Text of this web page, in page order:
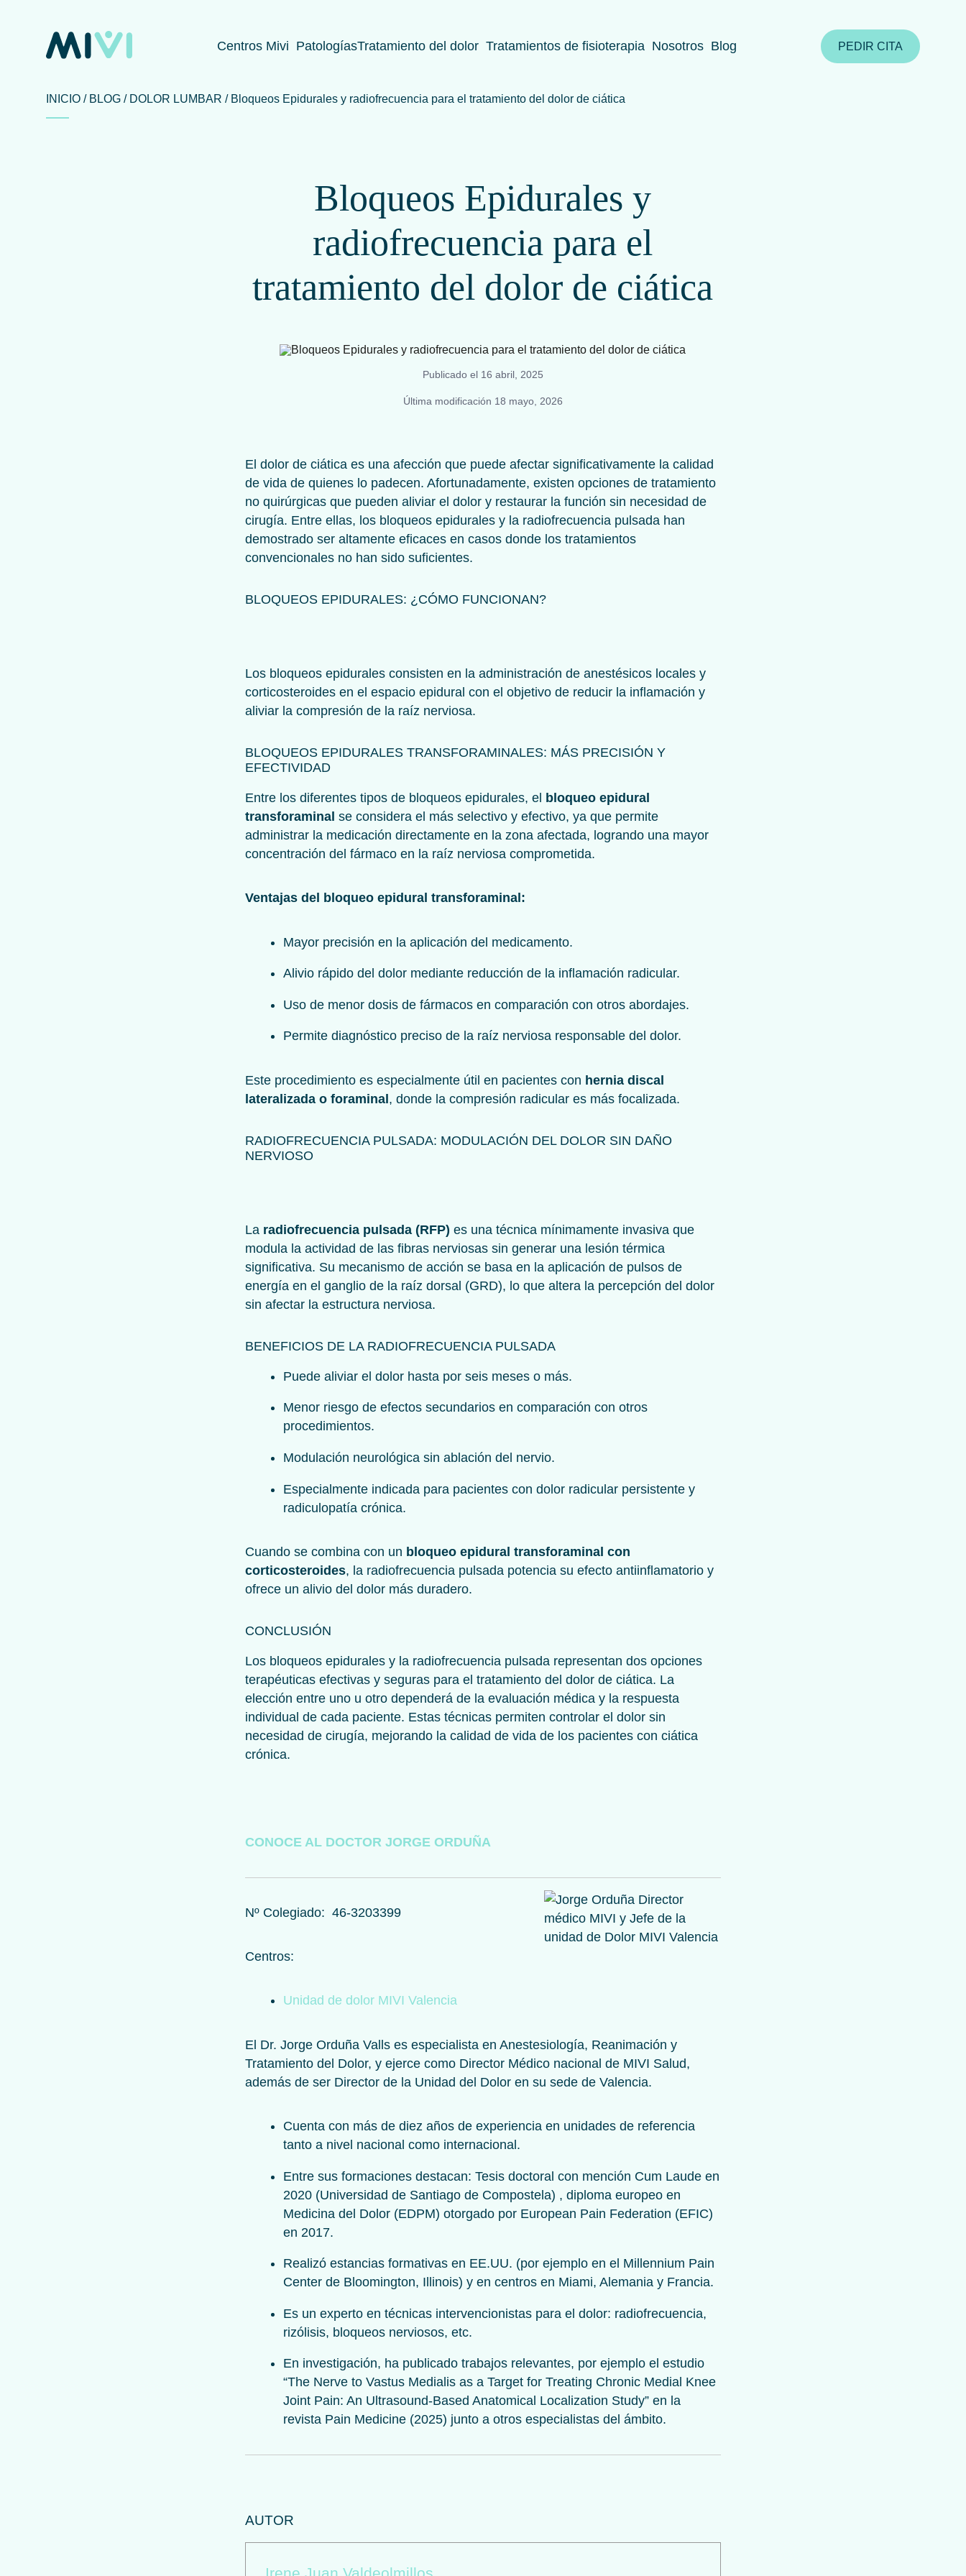
Centros Mivi PatologíasTratamiento del dolor Tratamientos de fisioterapia Nosotros Blog PEDIR CITA
INICIO BLOG DOLOR LUMBAR Bloqueos Epidurales y radiofrecuencia para el tratamiento del dolor de ciática
Bloqueos Epidurales y
radiofrecuencia para el
tratamiento del dolor de ciática
Publicado el 16 abril, 2025
Última modificación 18 mayo, 2026
El dolor de ciática es una afección que puede afectar significativamente la calidad
de vida de quienes lo padecen. Afortunadamente, existen opciones de tratamiento
no quirúrgicas que pueden aliviar el dolor y restaurar la función sin necesidad de
cirugía. Entre ellas, los bloqueos epidurales y la radiofrecuencia pulsada han
demostrado ser altamente eficaces en casos donde los tratamientos
convencionales no han sido suficientes.
BLOQUEOS EPIDURALES: ¿CÓMO FUNCIONAN?
Los bloqueos epidurales consisten en la administración de anestésicos locales y
corticosteroides en el espacio epidural con el objetivo de reducir la inflamación y
aliviar la compresión de la raíz nerviosa.
BLOQUEOS EPIDURALES TRANSFORAMINALES: MÁS PRECISIÓN Y
EFECTIVIDAD
Entre los diferentes tipos de bloqueos epidurales, el bloqueo epidural
transforaminal se considera el más selectivo y efectivo, ya que permite
administrar la medicación directamente en la zona afectada, logrando una mayor
concentración del fármaco en la raíz nerviosa comprometida.
Ventajas del bloqueo epidural transforaminal:
Mayor precisión en la aplicación del medicamento.
Alivio rápido del dolor mediante reducción de la inflamación radicular.
Uso de menor dosis de fármacos en comparación con otros abordajes.
Permite diagnóstico preciso de la raíz nerviosa responsable del dolor.
Este procedimiento es especialmente útil en pacientes con hernia discal
lateralizada o foraminal, donde la compresión radicular es más focalizada.
RADIOFRECUENCIA PULSADA: MODULACIÓN DEL DOLOR SIN DAÑO
NERVIOSO
La radiofrecuencia pulsada (RFP) es una técnica mínimamente invasiva que
modula la actividad de las fibras nerviosas sin generar una lesión térmica
significativa. Su mecanismo de acción se basa en la aplicación de pulsos de
energía en el ganglio de la raíz dorsal (GRD), lo que altera la percepción del dolor
sin afectar la estructura nerviosa.
BENEFICIOS DE LA RADIOFRECUENCIA PULSADA
Puede aliviar el dolor hasta por seis meses o más.
Menor riesgo de efectos secundarios en comparación con otros
procedimientos.
Modulación neurológica sin ablación del nervio.
Especialmente indicada para pacientes con dolor radicular persistente y
radiculopatía crónica.
Cuando se combina con un bloqueo epidural transforaminal con
corticosteroides, la radiofrecuencia pulsada potencia su efecto antiinflamatorio y
ofrece un alivio del dolor más duradero.
CONCLUSIÓN
Los bloqueos epidurales y la radiofrecuencia pulsada representan dos opciones
terapéuticas efectivas y seguras para el tratamiento del dolor de ciática. La
elección entre uno u otro dependerá de la evaluación médica y la respuesta
individual de cada paciente. Estas técnicas permiten controlar el dolor sin
necesidad de cirugía, mejorando la calidad de vida de los pacientes con ciática
crónica.
CONOCE AL DOCTOR JORGE ORDUÑA
Nº Colegiado: 46-3203399
Centros:
Unidad de dolor MIVI Valencia
El Dr. Jorge Orduña Valls es especialista en Anestesiología, Reanimación y
Tratamiento del Dolor, y ejerce como Director Médico nacional de MIVI Salud,
además de ser Director de la Unidad del Dolor en su sede de Valencia.
Cuenta con más de diez años de experiencia en unidades de referencia
tanto a nivel nacional como internacional.
Entre sus formaciones destacan: Tesis doctoral con mención Cum Laude en
2020 (Universidad de Santiago de Compostela) , diploma europeo en
Medicina del Dolor (EDPM) otorgado por European Pain Federation (EFIC)
en 2017.
Realizó estancias formativas en EE.UU. (por ejemplo en el Millennium Pain
Center de Bloomington, Illinois) y en centros en Miami, Alemania y Francia.
Es un experto en técnicas intervencionistas para el dolor: radiofrecuencia,
rizólisis, bloqueos nerviosos, etc.
En investigación, ha publicado trabajos relevantes, por ejemplo el estudio
“The Nerve to Vastus Medialis as a Target for Treating Chronic Medial Knee
Joint Pain: An Ultrasound-Based Anatomical Localization Study” en la
revista Pain Medicine (2025) junto a otros especialistas del ámbito.
AUTOR